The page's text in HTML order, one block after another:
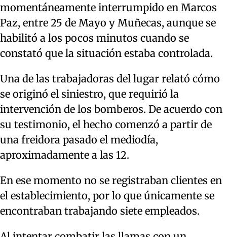
momentáneamente interrumpido en Marcos
Paz, entre 25 de Mayo y Muñecas, aunque se
habilitó a los pocos minutos cuando se
constató que la situación estaba controlada.
Una de las trabajadoras del lugar relató cómo
se originó el siniestro, que requirió la
intervención de los bomberos. De acuerdo con
su testimonio, el hecho comenzó a partir de
una freidora pasado el mediodía,
aproximadamente a las 12.
En ese momento no se registraban clientes en
el establecimiento, por lo que únicamente se
encontraban trabajando siete empleados.